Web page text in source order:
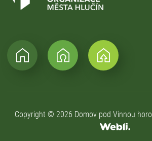
Copyright © 2026 Domov pod Vinnou